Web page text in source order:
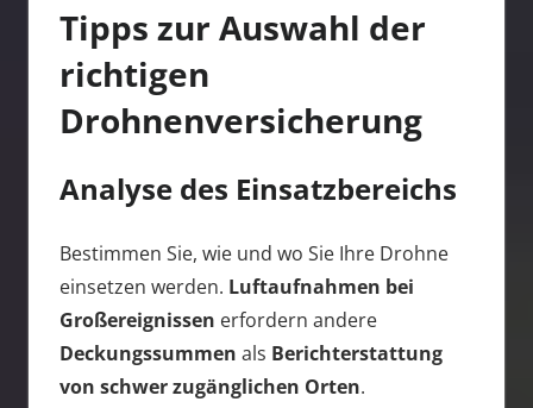
Tipps zur Auswahl der
richtigen
Drohnenversicherung
Analyse des Einsatzbereichs
Bestimmen Sie, wie und wo Sie Ihre Drohne
einsetzen werden. Luftaufnahmen bei
Großereignissen erfordern andere
Deckungssummen als Berichterstattung
von schwer zugänglichen Orten.